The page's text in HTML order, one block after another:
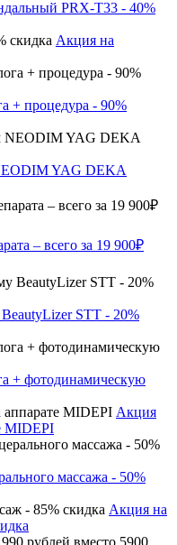
PRX-T33 - 40%
Акция на
+ процедура - 90%
YAG DEKA
– всего за 19 900₽
STT - 20%
+ фотодинамическую
Акция
MIDEPI
массажа - 50%
Акция на